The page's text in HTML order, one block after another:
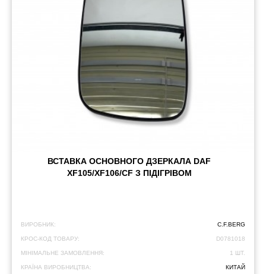
ВСТАВКА ОСНОВНОГО ДЗЕРКАЛА DAF
XF105/XF106/CF З ПІДІГРІВОМ
ВИРОБНИК: C.F.BERG
КРОС-КОД ТОВАРУ: D0781018
МІНІМАЛЬНЕ ЗАМОВЛЕННЯ: 1 ШТ.
КРАЇНА ВИРОБНИЦТВА: КИТАЙ